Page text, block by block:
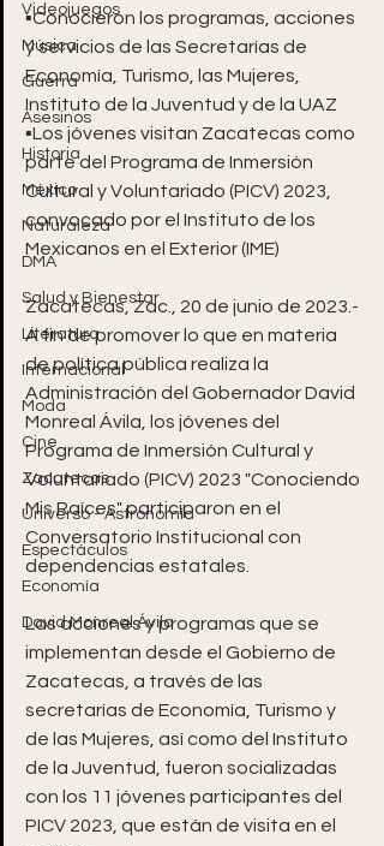
Videojuegos
Música
Guerra
Asesinos
Historia
México
Naturaleza
DMA
Salud y Bienestar
Literatura
Internacional
Moda
Cine
Zacatecas
Universo - Astronomía
Espectáculos
Economía
David Monreal Ávila
▪️Conocieron los programas, acciones
y servicios de las Secretarías de
Economía, Turismo, las Mujeres,
Instituto de la Juventud y de la UAZ
▪️Los jóvenes visitan Zacatecas como
parte del Programa de Inmersión
Cultural y Voluntariado (PICV) 2023,
convocado por el Instituto de los
Mexicanos en el Exterior (IME)
Zacatecas, Zac., 20 de junio de 2023.-
A fin de promover lo que en materia
de política pública realiza la
Administración del Gobernador David
Monreal Ávila, los jóvenes del
Programa de Inmersión Cultural y
Voluntariado (PICV) 2023 "Conociendo
Mis Raíces" participaron en el
Conversatorio Institucional con
dependencias estatales.
Las acciones y programas que se
implementan desde el Gobierno de
Zacatecas, a través de las
secretarías de Economía, Turismo y
de las Mujeres, así como del Instituto
de la Juventud, fueron socializadas
con los 11 jóvenes participantes del
PICV 2023, que están de visita en el